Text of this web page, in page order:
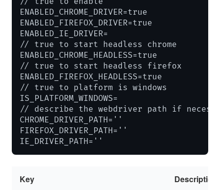
ENABLED_CHROME_DRIVER=true
ENABLED_FIREFOX_DRIVER=true
ENABLED_IE_DRIVER=
// true to start headless chrome
ENABLED_CHROME_HEADLESS=true
// true to start headless firefox
ENABLED_FIREFOX_HEADLESS=true
// true to platform is windows
IS_PLATFORM_WINDOWS=
// describe the webdriver path if
CHROME_DRIVER_PATH=''
FIREFOX_DRIVER_PATH=''
IE_DRIVER_PATH=''
Key Description